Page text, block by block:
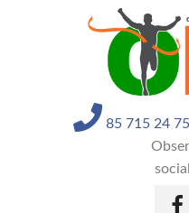
85 715 24 75